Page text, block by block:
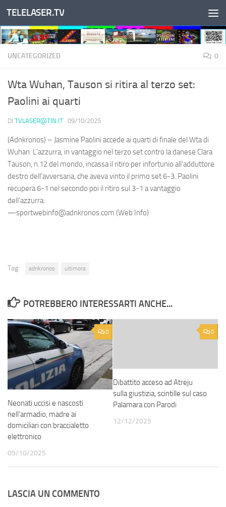
Salta al contenuto
TELELASER.TV
UNCATEGORIZED 0
Wta Wuhan, Tauson si ritira al terzo set:
Paolini ai quarti
DI TVLASER@TIN.IT · 09/10/2025
(Adnkronos) – Jasmine Paolini accede ai quarti di finale del Wta di
Wuhan. L'azzurra, in vantaggio nel terzo set contro la danese Clara
Tauson, n.12 del mondo, incassa il ritiro per infortunio all'adduttore
destro dell'avversaria, che aveva vinto il primo set 6-3. Paolini
recupera 6-1 nel secondo poi il ritiro sul 3-1 a vantaggio
dell'azzurra.
—sportwebinfo@adnkronos.com (Web Info)
Tag: adnkronos ultimora
POTREBBERO INTERESSARTI ANCHE...
0
Neonati uccisi e nascosti
nell’armadio, madre ai
domiciliari con braccialetto
elettronico
09/10/2025
0
Dibattito acceso ad Atreju
sulla giustizia, scintille sul caso
Palamara con Parodi
12/12/2025
LASCIA UN COMMENTO